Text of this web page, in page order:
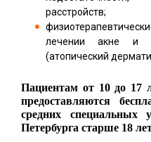
расстройств;
лечении акне и
(атопический
Пациентам от 10 до 17
предоставляются
средних специальных
Петербурга старше 18